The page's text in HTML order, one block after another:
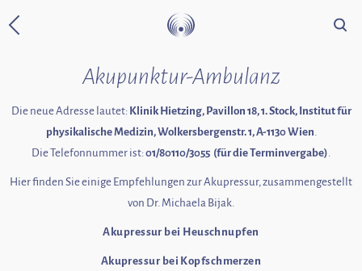
Zurück zur Startseite Suche
Akupunktur-Ambulanz
Die neue Adresse lautet: Klinik Hietzing, Pavillon 18, 1. Stock, Institut für
physikalische Medizin, Wolkersbergenstr. 1, A-1130 Wien.
Die Telefonnummer ist:01/80110/3055 (für die Terminvergabe).
Hier finden Sie einige Empfehlungen zur Akupressur, zusammengestellt
von Dr. Michaela Bijak.
Akupressur bei Heuschnupfen
Akupressur bei Kopfschmerzen